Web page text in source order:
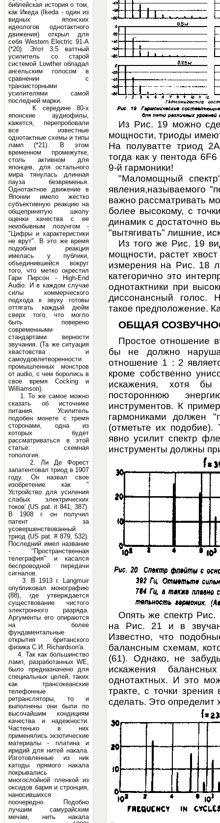
библейская история о том,
как Икеда (Ikeda - один из
видных японских
идеологов однотактного
движения) открыл для
себя Western Electric 91-А
(*20). Этот 3,5 ваттный
усилитель со старой
системой Lowther обладал
ангельским голосом в
сравнении с
транзисторными
усилителями самой
последней марки.
К середине 80-х
японские аудиофилы,
кажется, перепробовали
все известные
однотактные схемы и типы
ламп (*21). В этом
временном промежутке,
столь активном для
японцев, для остального
мира тянулась длинная
пауза безвременья.
Однотактное движение в
Японии имело жестко
субъективную реакцию на
общепринятую школу
оценки качества с ее
неизбывным лозунгом -
"Цифры и характеристики
не врут". В это же время
подобная реакция
имелась у публики,
объединившейся вокруг
того, что метко окрестил
Гари Пирсон - High-End
Audio. И в каждом случае
силы коммерческого
подхода к звуку готовы
оттягать каждый дюйм
сверх того, что могло
быть поверено
современными
стандартами верности
звучания. (Та же ситуация
хвастовства и
самоудовлетворенности
промышленных монстров
от audio, с чем боролись в
свое время Cocking и
Williamson).
1. То же самое можно
сказать об источнике
питания. Усилитель
подобен монете с тремя
сторонами, одна из
которых будет
рассматриваться в этой
статье: схемная
топология.
2. Ли Де Форест
запатентовал триод в 1907
году. Он назвал свое
изобретение как "
Устройство для усиления
слабых электрических
токов' (US pat. it 841, 387).
В 1908 г. он получил
патент за
усовершенствованный
триод (US pat. # 879, 532).
Последний имел название
- "Пространственная
телеграфия" и касался
беспроводной передачи
сигналов.
3. В 1913 г. Langmuir
опубликовал монографию
(88), где утверждается
существование чистого
электронного разряда.
Аргументы его опираются
на более
фундаментальные
открытия британского
физика С.И. Richardson'a.
4. Так как большинство
ламп, разработанных WE,
было предназначено для
специальных целей, таких
как трансокеанские
телефонные
ретрансляторы, то и
выполнены они были по
высочайшим кондициям
качества и надежности.
Частенько в них
применялись экзотические
материалы - платина и
иридий для нитей накала.
Изготовленные из ник
катоды прямого накала
покрывались
многослойной пленкой из
оксидов бария и стронция,
наносившихся
поочередно. Подобно
лучшим самурайским
мечам, нить накала
Из Рис. 19 можно
мощности, триоды
На полуватте триод
тогда как у пентода
9-й гармоники!
"Маломощный
явления,называемого
важно рассматривать
более высокому, с
динамик с достаточно
"вытягивать" лишние,
Из того же Рис. 19
мощности, растет
измерения на Рис. 18
категорично это
однотактники при
диссонансный голос.
такое предположение.
ОБЩАЯ
Простое отношение
бы не должно
отношение 1 : 2
кроме собственно
искажения, хотя бы
постороннюю
инструментов. К
гармониками должен
(отметьте их подобие).
явно усилит спектр
инструменты должны
Опять же спектр Рис.
на Рис. 21 и в
Известно, что
балансным схемам,
(61). Однако, не
искажения
однотактных. И это
тракте, с точки
сделать. Это определит